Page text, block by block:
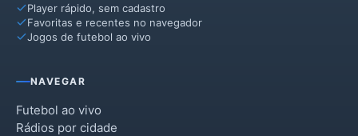
Player rápido, sem cadastro
Favoritas e recentes no navegador
Jogos de futebol ao vivo
NAVEGAR
Futebol ao vivo
Rádios por cidade